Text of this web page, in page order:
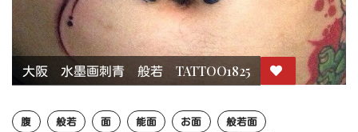
大阪 水墨画刺青 般若 TATTOO1825
腹 般若 面 能面 お面
般若面